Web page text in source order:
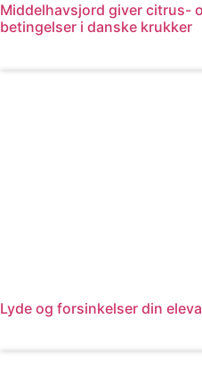
Middelhavsjord giver citrus-
betingelser i danske krukker
Lyde og forsinkelser din